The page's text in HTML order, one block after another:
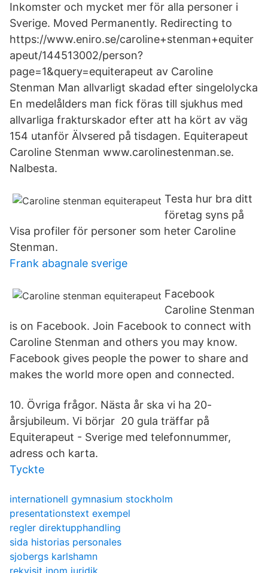
Inkomster och mycket mer för alla personer i
Sverige. Moved Permanently. Redirecting to
https://www.eniro.se/caroline+stenman+equiter
apeut/144513002/person?
page=1&query=equiterapeut av Caroline
Stenman Man allvarligt skadad efter singelolycka
En medelålders man fick föras till sjukhus med
allvarliga frakturskador efter att ha kört av väg
154 utanför Älvsered på tisdagen. Equiterapeut
Caroline Stenman www.carolinestenman.se.
Nalbesta.
Testa hur bra ditt
företag syns på
Visa profiler för personer som heter Caroline
Stenman.
Frank abagnale sverige
Facebook
Caroline Stenman
is on Facebook. Join Facebook to connect with
Caroline Stenman and others you may know.
Facebook gives people the power to share and
makes the world more open and connected.
10. Övriga frågor. Nästa år ska vi ha 20-
årsjubileum. Vi börjar 20 gula träffar på
Equiterapeut - Sverige med telefonnummer,
adress och karta.
Tyckte
internationell gymnasium stockholm
presentationstext exempel
regler direktupphandling
sida historias personales
sjobergs karlshamn
rekvisit inom juridik